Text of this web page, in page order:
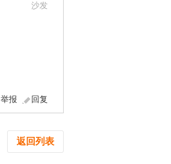
沙发
回复
举报
返回列表